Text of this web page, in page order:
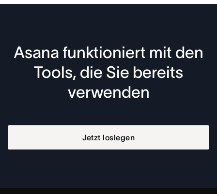
Asana funktioniert mit den
Tools, die Sie bereits
verwenden
Jetzt loslegen